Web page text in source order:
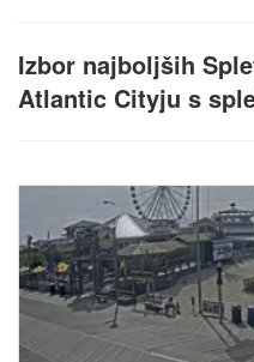
Izbor najboljših
Atlantic Cityju s